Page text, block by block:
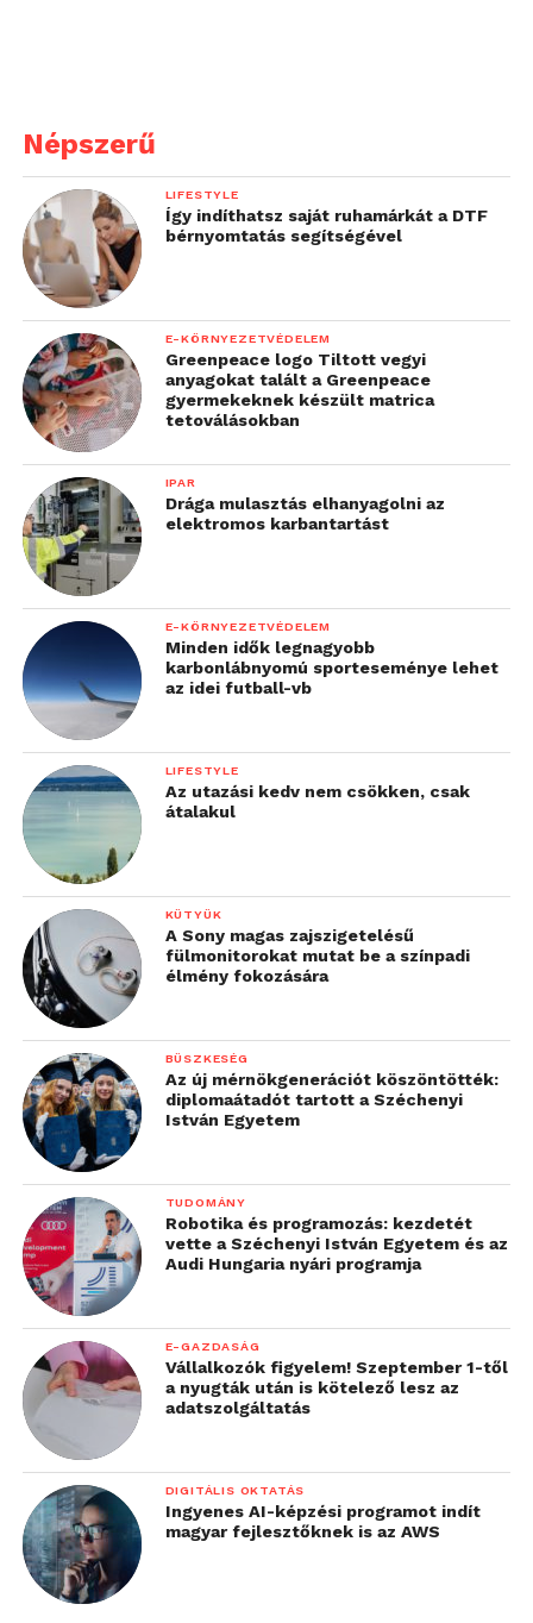
Népszerű
LIFESTYLE
Így indíthatsz saját ruhamárkát a DTF
bérnyomtatás segítségével
E-KÖRNYEZETVÉDELEM
Greenpeace logo Tiltott vegyi
anyagokat talált a Greenpeace
gyermekeknek készült matrica
tetoválásokban
IPAR
Drága mulasztás elhanyagolni az
elektromos karbantartást
E-KÖRNYEZETVÉDELEM
Minden idők legnagyobb
karbonlábnyomú sporteseménye lehet
az idei futball-vb
LIFESTYLE
Az utazási kedv nem csökken, csak
átalakul
KÜTYÜK
A Sony magas zajszigetelésű
fülmonitorokat mutat be a színpadi
élmény fokozására
BÜSZKESÉG
Az új mérnökgenerációt köszöntötték:
diplomaátadót tartott a Széchenyi
István Egyetem
TUDOMÁNY
Robotika és programozás: kezdetét
vette a Széchenyi István Egyetem és az
Audi Hungaria nyári programja
E-GAZDASÁG
Vállalkozók figyelem! Szeptember 1-től
a nyugták után is kötelező lesz az
adatszolgáltatás
DIGITÁLIS OKTATÁS
Ingyenes AI-képzési programot indít
magyar fejlesztőknek is az AWS